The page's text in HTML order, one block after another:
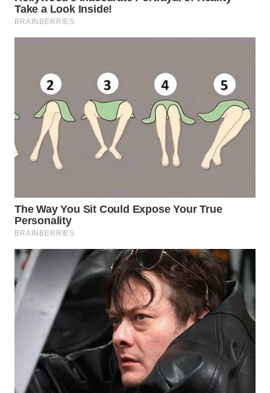
WN
KARAWANG
BOGOR
WN
DEPOK
TAPANULI
UTARA
WN
SAMOSIR
LAWAS
WN
SUMEDANG